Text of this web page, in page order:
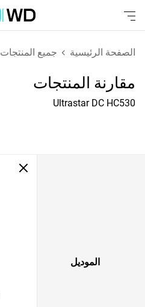
الصفحة الرئيسية جميع المنتجات
مقارنة المنتجات
Ultrastar DC HC530
الموديل